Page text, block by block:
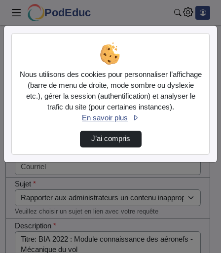
PodEduc
Contactez nous
Votre message
Courriel*
Sujet*
Veuillez choisir un sujet en lien avec votre requête
Description*
si vous
êtes un
humain en
Nous utilisons des cookies pour personnaliser l’affichage
(barre de menu de droite, mode sombre ou dyslexie
etc.), gérer la session (authentification) et analyser le
trafic du site (pour certaines instances).
En savoir plus
J’ai compris